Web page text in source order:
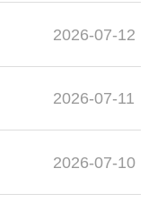
2026-07-12
2026-07-11
2026-07-10